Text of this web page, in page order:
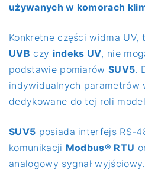
używanych w komorach
Konkretne części widma UV,
UVB czy indeks UV, nie
podstawie pomiarówSUV5.
indywidualnych parametrów
dedykowane do tej roli
SUV5 posiada interfejs RS-
komunikacji Modbus® RTU
analogowy sygnał